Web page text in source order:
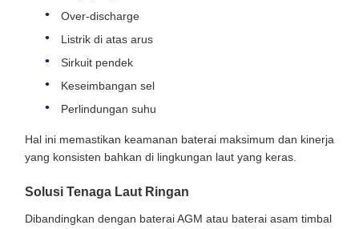
Over-discharge
Listrik di atas arus
Sirkuit pendek
Keseimbangan sel
Perlindungan suhu
Hal ini memastikan keamanan baterai maksimum dan kinerja
yang konsisten bahkan di lingkungan laut yang keras.
Solusi Tenaga Laut Ringan
Dibandingkan dengan baterai AGM atau baterai asam timbal